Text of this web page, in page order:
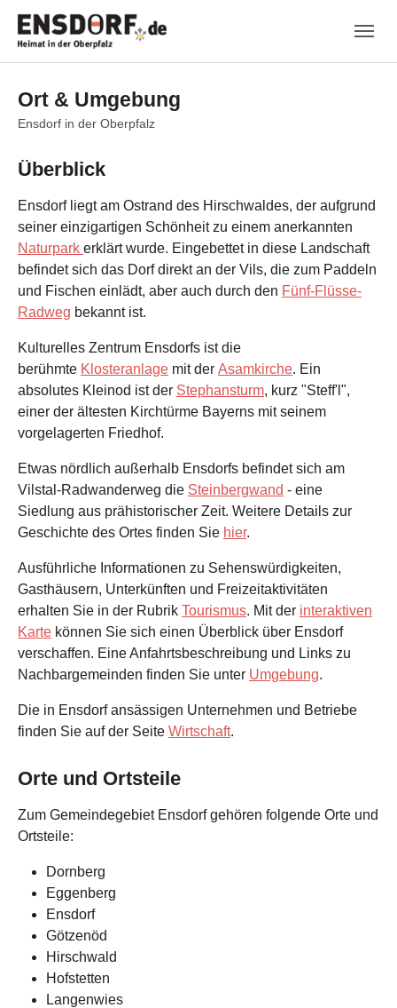
Ensdorf in der Oberpfalz
Ort & Umgebung
Überblick
Ensdorf liegt am Ostrand des Hirschwaldes, der aufgrund
seiner einzigartigen Schönheit zu einem anerkannten
Naturpark erklärt wurde. Eingebettet in diese Landschaft
befindet sich das Dorf direkt an der Vils, die zum Paddeln
und Fischen einlädt, aber auch durch den Fünf-Flüsse-
Radweg bekannt ist.
Kulturelles Zentrum Ensdorfs ist die
berühmte Klosteranlage mit der Asamkirche. Ein
absolutes Kleinod ist der Stephansturm, kurz "Steff'l",
einer der ältesten Kirchtürme Bayerns mit seinem
vorgelagerten Friedhof.
Etwas nördlich außerhalb Ensdorfs befindet sich am
Vilstal-Radwanderweg die Steinbergwand - eine
Siedlung aus prähistorischer Zeit. Weitere Details zur
Geschichte des Ortes finden Sie hier.
Ausführliche Informationen zu Sehenswürdigkeiten,
Gasthäusern, Unterkünften und Freizeitaktivitäten
erhalten Sie in der Rubrik Tourismus. Mit der interaktiven
Karte können Sie sich einen Überblick über Ensdorf
verschaffen. Eine Anfahrtsbeschreibung und Links zu
Nachbargemeinden finden Sie unter Umgebung.
Die in Ensdorf ansässigen Unternehmen und Betriebe
finden Sie auf der Seite Wirtschaft.
Orte und Ortsteile
Zum Gemeindegebiet Ensdorf gehören folgende Orte und
Ortsteile:
Dornberg
Eggenberg
Ensdorf
Götzenöd
Hirschwald
Hofstetten
Langenwies